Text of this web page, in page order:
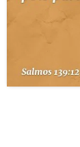
TEMAS
TERMO